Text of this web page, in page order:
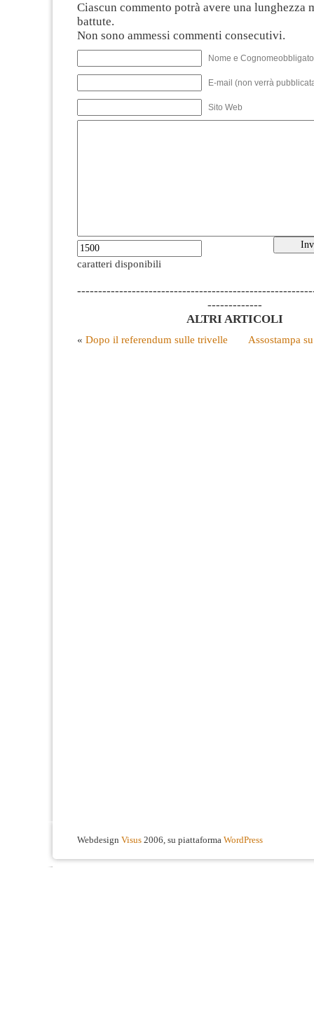
Ciascun commento potrà avere una lunghezza
battute.
Non sono ammessi commenti consecutivi.
Nome e
E-mail (non verrà
Sito Web
caratteri disponibili
-------------
ALTRI ARTICOLI
« Dopo il referendum sulle trivelle Assostampa
Webdesign Visus 2006, su piattaforma WordPress